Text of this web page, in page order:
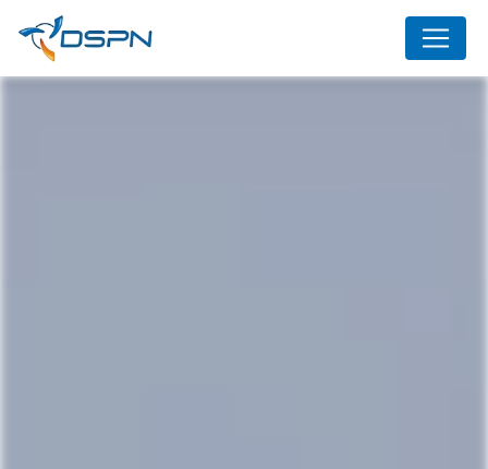
Panneau de gestion des cookies